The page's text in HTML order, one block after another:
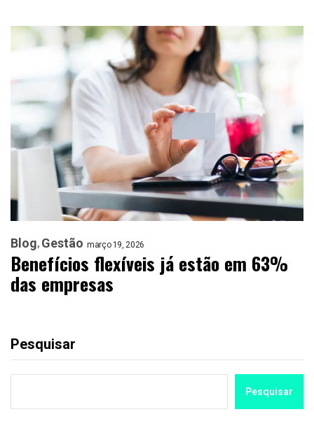
Blog Gestão março 19, 2026
Benefícios flexíveis já estão em 63%
das empresas
Pesquisar
Pesquisar